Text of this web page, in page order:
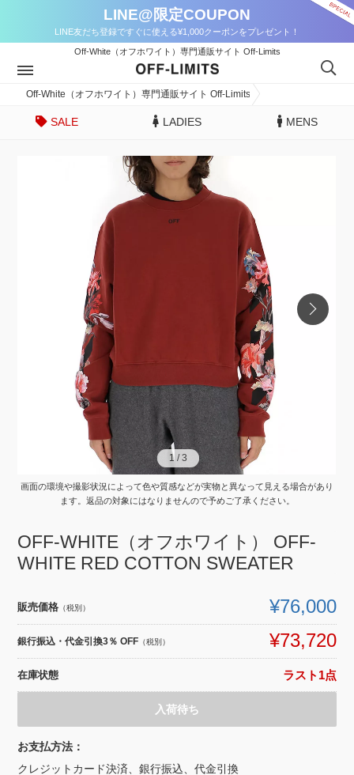
LINE@限定COUPON
LINE友だち登録ですぐに使える¥1,000クーポンをプレゼント！
Off-White（オフホワイト）専門通販サイト Off-Limits
Off-White（オフホワイト）専門通販サイト Off-Limits
SALE LADIES MENS
1 /3
1 /3
画面の環境や撮影状況によって色や質感などが実物と異なって見える場合があり
ます。返品の対象にはなりませんので予めご了承ください。
OFF-WHITE（オフホワイト） OFF-
WHITE RED COTTON SWEATER
販売価格 （税別） ¥76,000
銀行振込・代金引換3％ OFF （税別） ¥73,720
在庫状態 ラスト1点
入荷待ち
お支払方法：
クレジットカード決済、銀行振込、代金引換